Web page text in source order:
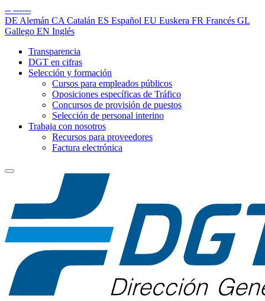
-- ------
DE Alemán CA Catalán ES Español EU Euskera FR Francés GL
Gallego EN Inglés
Transparencia
DGT en cifras
Selección y formación
Cursos para empleados públicos
Oposiciones específicas de Tráfico
Concursos de provisión de puestos
Selección de personal interino
Trabaja con nosotros
Recursos para proveedores
Factura electrónica